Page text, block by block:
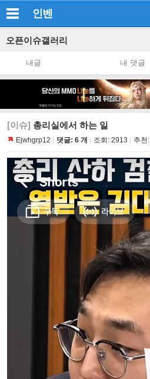
인벤
오픈이슈갤러리
내글 내 댓글
[이슈] 총리실에서 하는 일
Ejwhgrp12 댓글: 6 개 조회: 2913 추천: